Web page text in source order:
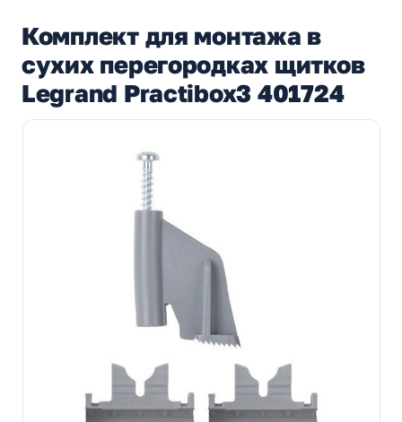
Комплект для монтажа в
сухих перегородках щитков
Legrand Practibox3 401724